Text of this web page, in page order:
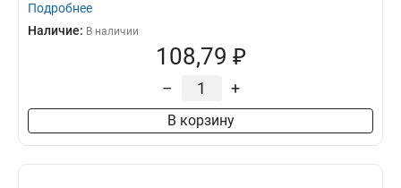
Подробнее
Наличие: В наличии
108,79 ₽
– +
В корзину